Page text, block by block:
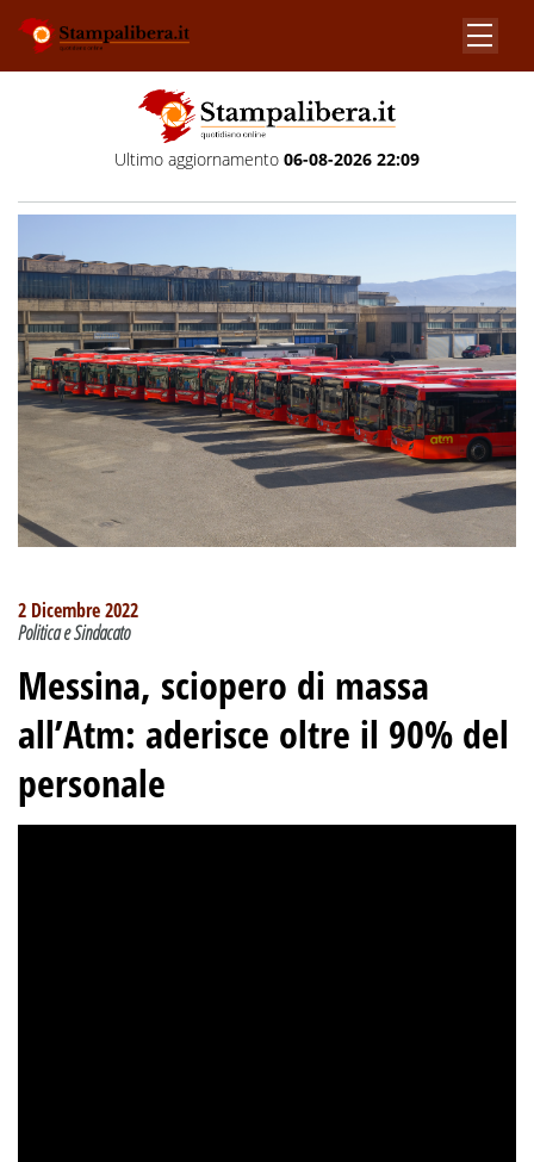
Ultimo aggiornamento 06-08-2026 22:09
2 Dicembre 2022
Politica e Sindacato
Messina, sciopero di massa
all’Atm: aderisce oltre il 90% del
personale